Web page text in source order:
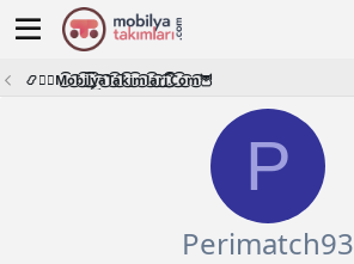
📿🧙‍♂️M͜͡o͜͡b͜͡i͜͡l͜͡y͜͡a͜͡T͜͡a͜͡k͜͡i͜͡m͜͡l͜͡a͜͡r͜͡i͜͡.͜͡C͜͡o͜͡m͜͡🦉
P
Perimatch93